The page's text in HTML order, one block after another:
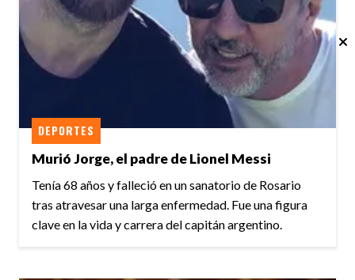
Murió Jorge, el padre de Lionel Messi
DEPORTES
Tenía 68 años y falleció en un sanatorio de Rosario
tras atravesar una larga enfermedad. Fue una figura
clave en la vida y carrera del capitán argentino.